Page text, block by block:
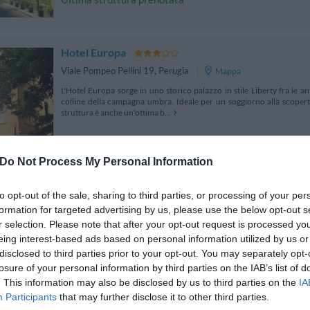
Do Not Process My Personal Information
opt-out of the sale, sharing to third parties, or processing of your
for targeted advertising by us, please use the below opt-out
selection. Please note that after your opt-out request is processed
interest-based ads based on personal information utilized by us
to third parties prior to your opt-out. You may separately
of your personal information by third parties on the IAB’s list of
This information may also be disclosed by us to third parties on the
Participants that may further disclose it to other third parties.
Hotel Europa
Viale Pompeo Pellini 19, Perugia
Mappa
L'Hotel Europa sorge in uno storico palazzo in stile Liberty fra le
colline della campagna umbra. Ideale per un soggiorno alla
struttura è anche un'ottima b...
via Masi 9,Perugia
Mappa
Il Sangallo Palace Hotel è situato nel centro storico di Perugia,
splendide attrattive storico-artistiche della città. La struttura è
qualità per garantire un sog...